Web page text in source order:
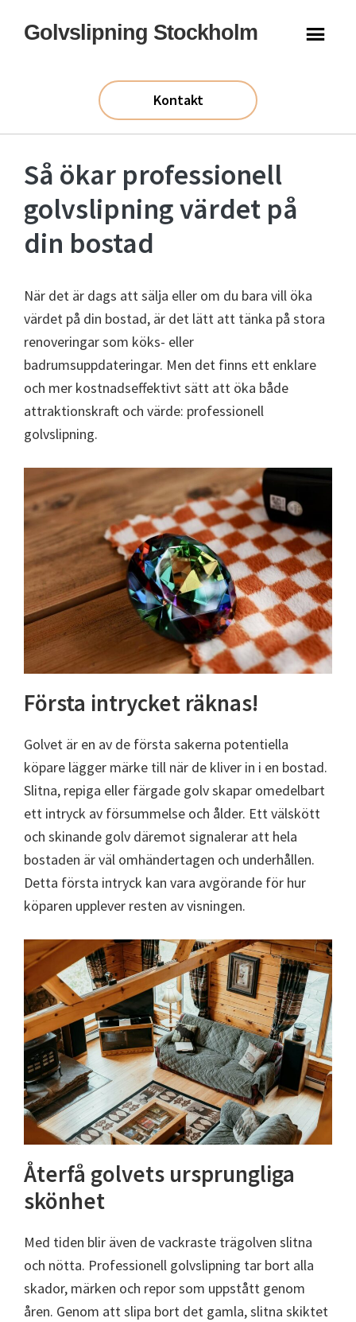
Golvslipning Stockholm
Kontakt
Så ökar professionell
golvslipning värdet på
din bostad
När det är dags att sälja eller om du bara vill öka
värdet på din bostad, är det lätt att tänka på stora
renoveringar som köks- eller
badrumsuppdateringar. Men det finns ett enklare
och mer kostnadseffektivt sätt att öka både
attraktionskraft och värde: professionell
golvslipning.
Första intrycket räknas!
Golvet är en av de första sakerna potentiella
köpare lägger märke till när de kliver in i en bostad.
Slitna, repiga eller färgade golv skapar omedelbart
ett intryck av försummelse och ålder. Ett välskött
och skinande golv däremot signalerar att hela
bostaden är väl omhändertagen och underhållen.
Detta första intryck kan vara avgörande för hur
köparen upplever resten av visningen.
Återfå golvets ursprungliga
skönhet
Med tiden blir även de vackraste trägolven slitna
och nötta. Professionell golvslipning tar bort alla
skador, märken och repor som uppstått genom
åren. Genom att slipa bort det gamla, slitna skiktet